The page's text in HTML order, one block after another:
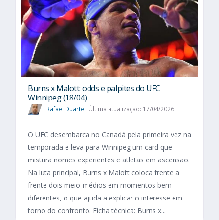
Burns x Malott: odds e palpites do UFC
Winnipeg (18/04)
Rafael Duarte Última atualização: 17/04/2026
O UFC desembarca no Canadá pela primeira vez na
temporada e leva para Winnipeg um card que
mistura nomes experientes e atletas em ascensão.
Na luta principal, Burns x Malott coloca frente a
frente dois meio-médios em momentos bem
diferentes, o que ajuda a explicar o interesse em
torno do confronto. Ficha técnica: Burns x...